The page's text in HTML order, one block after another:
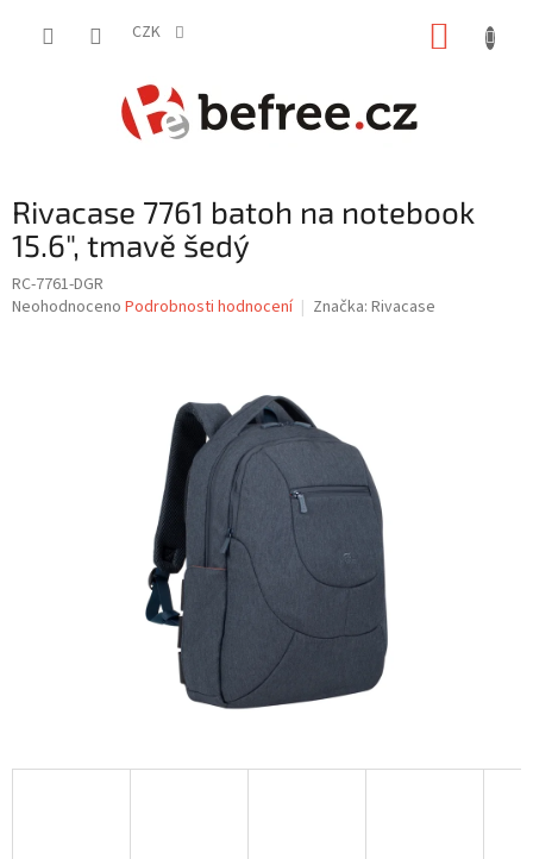
CZK
Rivacase 7761 batoh na notebook
15.6", tmavě šedý
RC-7761-DGR
Průměrné
Neohodnoceno Podrobnosti hodnocení Značka: Rivacase